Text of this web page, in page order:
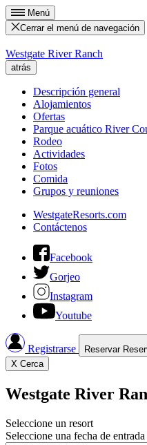
Menú
Cerrar el menú de navegación
Westgate River Ranch
atrás
Descripción general
Alojamientos
Ofertas
Parque acuático River
Rodeo
Actividades
Fotos
Comida
Grupos y reuniones
WestgateResorts.com
Contáctenos
Facebook
Gorjeo
Instagram
Youtube
Registrarse Reservar
X Cerca
Westgate River
Seleccione un resort
Seleccione una fecha de